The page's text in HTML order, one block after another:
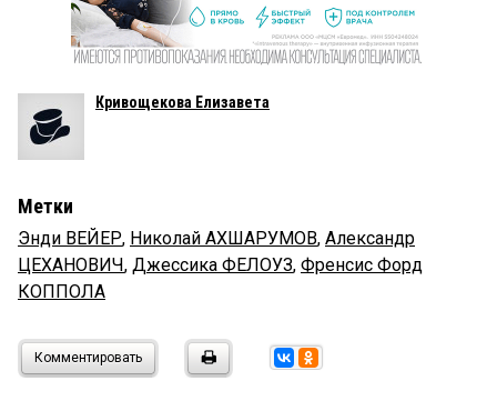
Кривощекова Елизавета
Метки
Энди ВЕЙЕР, Николай АХШАРУМОВ, Александр
ЦЕХАНОВИЧ, Джессика ФЕЛОУЗ, Френсис Форд
КОППОЛА
Комментировать